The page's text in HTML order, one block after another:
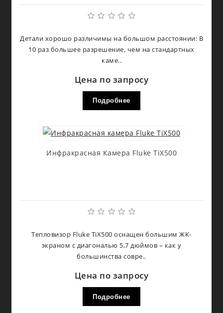
Детали хорошо различимы на большом расстоянии: В
10 раз большее разрешение, чем на стандартных
каме..
Цена по запросу
Подробнее
Инфракрасная Камера Fluke TiX500
Тепловизор Fluke TiX500 оснащен большим ЖК-
экраном с диагональю 5,7 дюймов – как у
большинства совре..
Цена по запросу
Подробнее